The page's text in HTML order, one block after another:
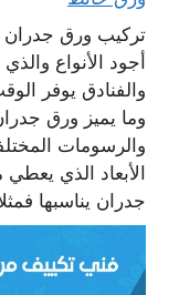
تركيب ورق جدران
أجود الأنواع
والفنادق يوفر
وما يميز ورق
والرسومات
الأبعاد الذي
جدران يناسبها